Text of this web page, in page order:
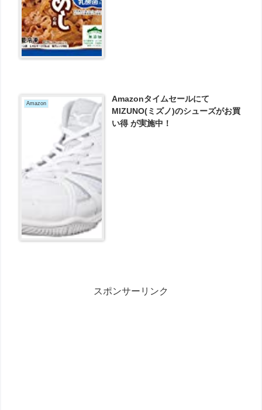
Amazon
Amazonタイムセールにて
MIZUNO(ミズノ)のシューズがお買
い得 が実施中！
スポンサーリンク